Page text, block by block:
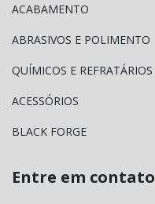
ACABAMENTO
ABRASIVOS E POLIMENTO
QUÍMICOS E REFRATÁRIOS
ACESSÓRIOS
BLACK FORGE
Entre em contato